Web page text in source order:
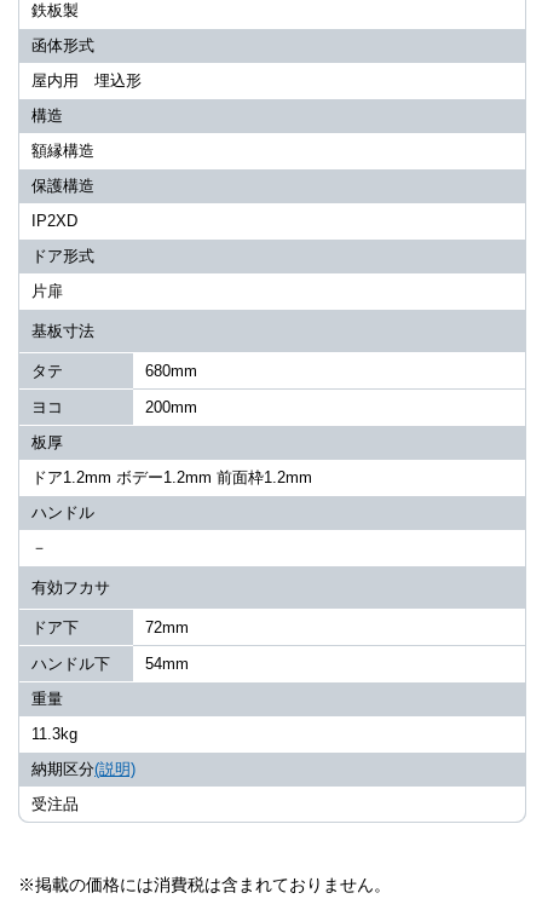
鉄板製
函体形式
屋内用 埋込形
構造
額縁構造
保護構造
IP2XD
ドア形式
片扉
基板寸法
タテ
680mm
ヨコ
200mm
板厚
ドア1.2mm ボデー1.2mm 前面枠1.2mm
ハンドル
－
有効フカサ
ドア下
72mm
ハンドル下
54mm
重量
11.3kg
納期区分(説明)
受注品
※掲載の価格には消費税は含まれておりません。